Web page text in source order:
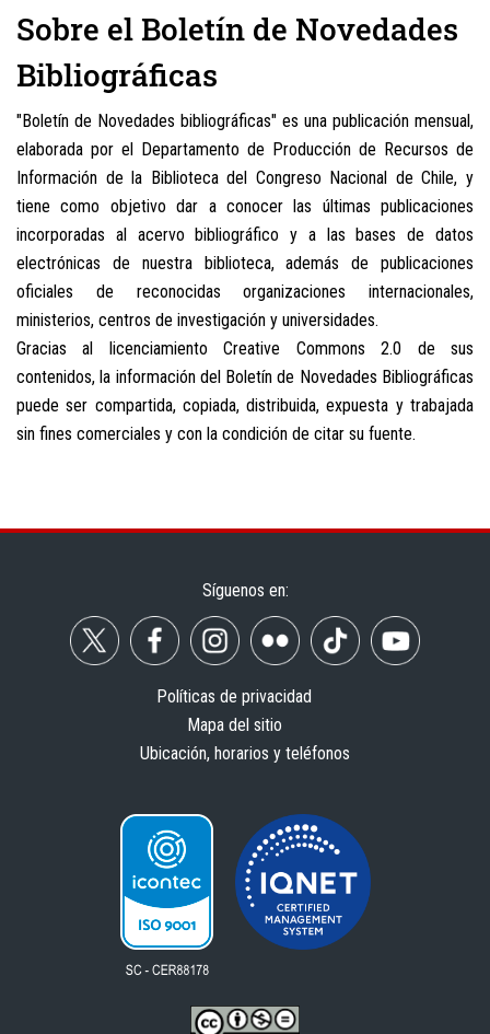
Sobre el Boletín de Novedades
Bibliográficas
"Boletín de Novedades bibliográficas" es una publicación mensual,
elaborada por el Departamento de Producción de Recursos de
Información de la Biblioteca del Congreso Nacional de Chile, y
tiene como objetivo dar a conocer las últimas publicaciones
incorporadas al acervo bibliográfico y a las bases de datos
electrónicas de nuestra biblioteca, además de publicaciones
oficiales de reconocidas organizaciones internacionales,
ministerios, centros de investigación y universidades.
Gracias al licenciamiento Creative Commons 2.0 de sus
contenidos, la información del Boletín de Novedades Bibliográficas
puede ser compartida, copiada, distribuida, expuesta y trabajada
sin fines comerciales y con la condición de citar su fuente.
Síguenos en:
Políticas de privacidad
Mapa del sitio
Ubicación, horarios y teléfonos